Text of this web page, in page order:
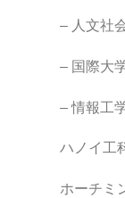
– 人文社
– 国際大
– 情報工
ハノイ工
ホーチミ